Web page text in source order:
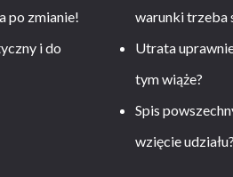
po zmianie!
i do
warunki trzeba
Utrata
tym wiąże?
Spis
wzięcie udziału?